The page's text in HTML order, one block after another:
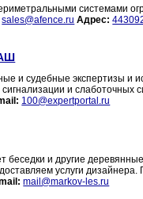
системами
sales@afence.ru Адрес:
и судебные экспертизы и
и слаботочных
100@expertportal.ru
беседки и другие
услуги дизайнера.
mail@markov-les.ru